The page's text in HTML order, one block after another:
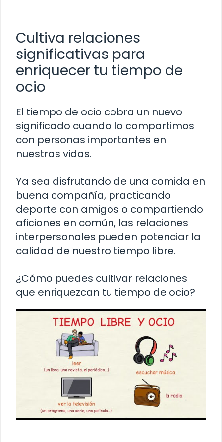
Cultiva relaciones
significativas para
enriquecer tu tiempo de
ocio
El tiempo de ocio cobra un nuevo
significado cuando lo compartimos
con personas importantes en
nuestras vidas.
Ya sea disfrutando de una comida en
buena compañía, practicando
deporte con amigos o compartiendo
aficiones en común, las relaciones
interpersonales pueden potenciar la
calidad de nuestro tiempo libre.
¿Cómo puedes cultivar relaciones
que enriquezcan tu tiempo de ocio?